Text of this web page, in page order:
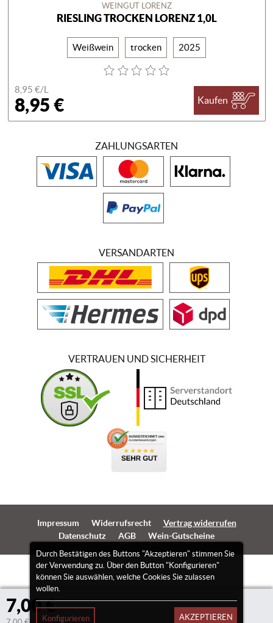
7,00 €
WEINGUT LORENZ
RIESLING TROCKEN LORENZ 1,0L
Weißwein trocken 2025
8,95 €/L
8,95 € Kaufen
Durch Bestätigen des Buttons "Akzeptieren" stimmen Sie
der Verwendung zu. Über den Button "Konfigurieren"
können Sie auswählen, welche Cookies Sie zulassen
wollen.
Konfigurieren AKZEPTIEREN
ZAHLUNGSARTEN
VERSANDARTEN
VERTRAUEN UND SICHERHEIT
Impressum Widerrufsrecht
Vertrag widerrufen
Datenschutz
AGB Wein-Gutscheine